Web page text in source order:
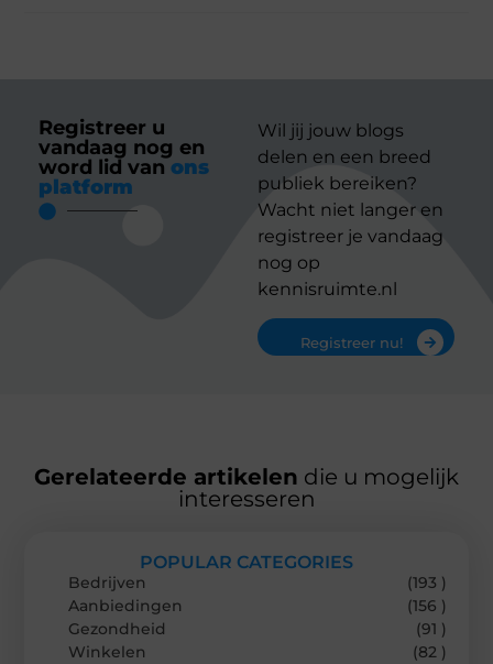
Registreer u
vandaag nog en
word lid van ons
platform
Wil jij jouw blogs
delen en een breed
publiek bereiken?
Wacht niet langer en
registreer je vandaag
nog op
kennisruimte.nl
Registreer nu!
Gerelateerde artikelen die u mogelijk
interesseren
POPULAR CATEGORIES
Bedrijven
(193 )
Aanbiedingen
(156 )
Gezondheid
(91 )
Winkelen
(82 )